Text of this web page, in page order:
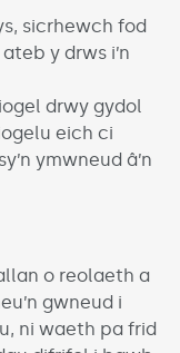
sicrhewch fod
y drws i’n
drwy gydol
eich ci
ymwneud â’n
o reolaeth a
gwneud i
ni waeth pa frid